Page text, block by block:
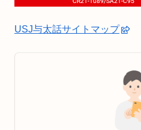
USJ与太話サイトマップ